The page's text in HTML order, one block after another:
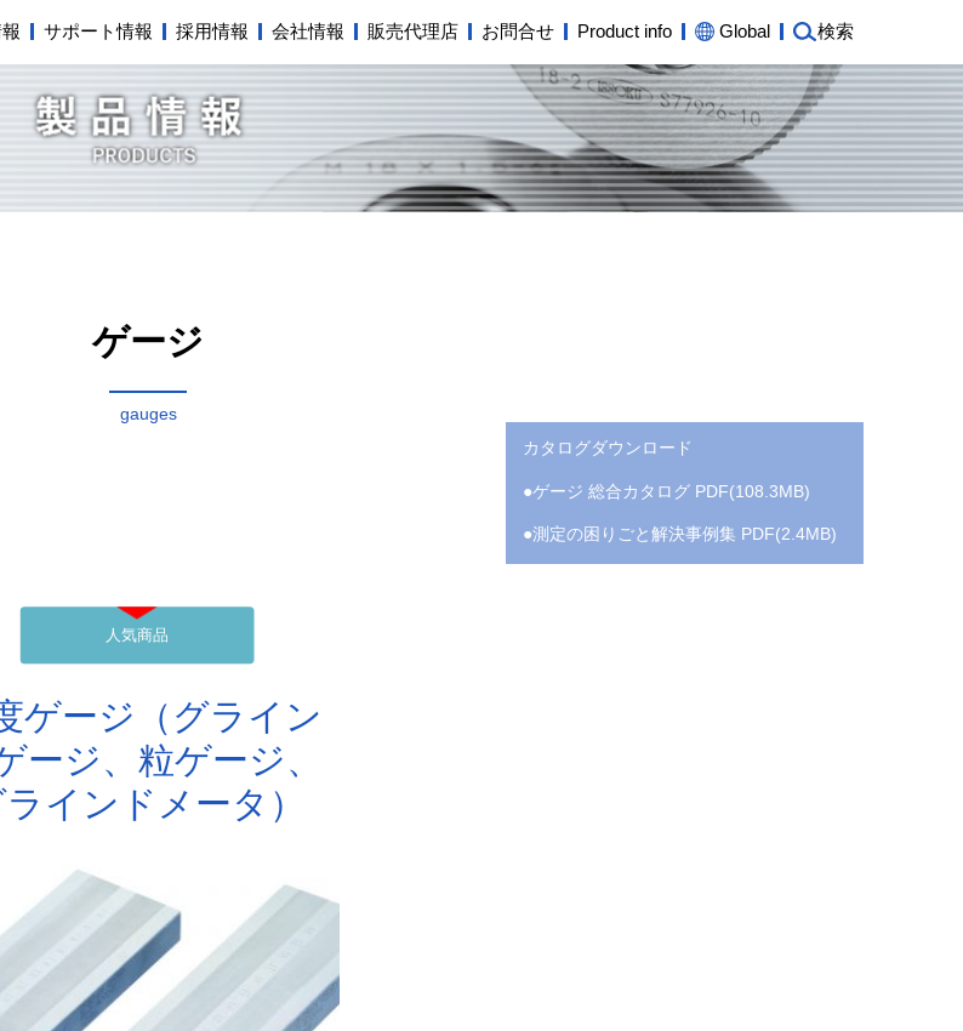
サポート情報 採用情報 会社情報 販売代理店 お問合せ Product info Global 検索
ゲージ
gauges
カタログダウンロード
ゲージ 総合カタログ PDF(108.3MB)
測定の困りごと解決事例集 PDF(2.4MB)
人気商品
ゲージ（グライン
ージ、粒ゲージ、
ラインドメータ）